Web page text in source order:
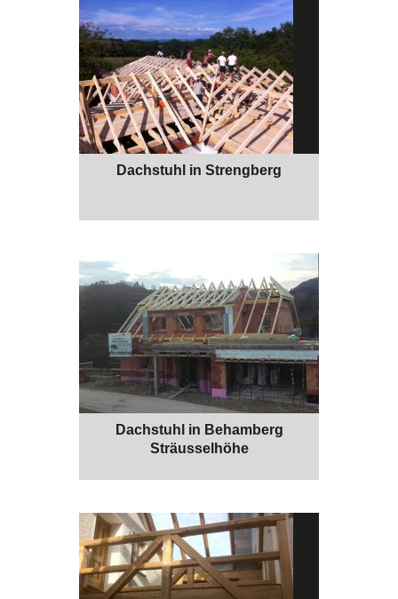
Dachstuhl in Strengberg
Dachstuhl in Behamberg
Sträusselhöhe